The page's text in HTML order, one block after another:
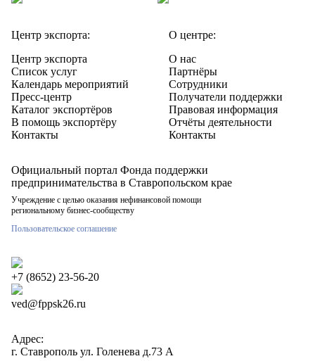
Центр экспорта:
Центр экспорта
Список услуг
Календарь мероприятий
Пресс-центр
Каталог экспортёров
В помощь экспортёру
Контакты
О центре:
О нас
Партнёры
Сотрудники
Получатели поддержки
Правовая информация
Отчёты деятельности
Контакты
Официальный портал Фонда поддержки
предпринимательства в Ставропольском крае
Учреждение с целью оказания нефинансовой помощи
региональному бизнес-сообществу
Пользовательское соглашение
+7 (8652) 23-56-20
ved@fppsk26.ru
Адрес:
г. Ставрополь ул. Голенева д.73 A